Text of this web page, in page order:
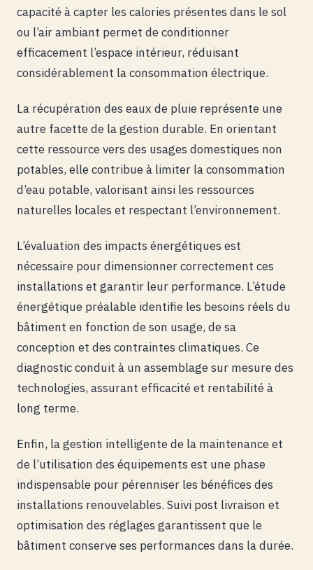
capacité à capter les calories présentes dans le sol
ou l’air ambiant permet de conditionner
efficacement l’espace intérieur, réduisant
considérablement la consommation électrique.
La récupération des eaux de pluie représente une
autre facette de la gestion durable. En orientant
cette ressource vers des usages domestiques non
potables, elle contribue à limiter la consommation
d’eau potable, valorisant ainsi les ressources
naturelles locales et respectant l’environnement.
L’évaluation des impacts énergétiques est
nécessaire pour dimensionner correctement ces
installations et garantir leur performance. L’étude
énergétique préalable identifie les besoins réels du
bâtiment en fonction de son usage, de sa
conception et des contraintes climatiques. Ce
diagnostic conduit à un assemblage sur mesure des
technologies, assurant efficacité et rentabilité à
long terme.
Enfin, la gestion intelligente de la maintenance et
de l’utilisation des équipements est une phase
indispensable pour pérenniser les bénéfices des
installations renouvelables. Suivi post livraison et
optimisation des réglages garantissent que le
bâtiment conserve ses performances dans la durée.